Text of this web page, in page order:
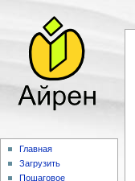
Главная
Загрузить
Пошаговое